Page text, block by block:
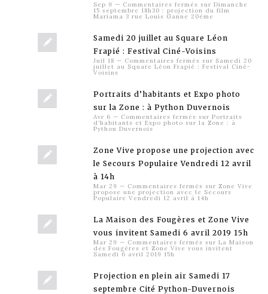
Sep 9 — Commentaires fermés sur Dimanche
15 septembre 18h30 : projection du film
Mariama 3 rue Louis Ganne 20éme
Samedi 20 juillet au Square Léon
Frapié : Festival Ciné-Voisins
Juil 18 — Commentaires fermés sur Samedi 20
juillet au Square Léon Frapié : Festival Ciné-
Voisins
Portraits d’habitants et Expo photo
sur la Zone : à Python Duvernois
Avr 6 — Commentaires fermés sur Portraits
d’habitants et Expo photo sur la Zone : à
Python Duvernois
Zone Vive propose une projection avec
le Secours Populaire Vendredi 12 avril
à 14h
Mar 29 — Commentaires fermés sur Zone Vive
propose une projection avec le Secours
Populaire Vendredi 12 avril à 14h
La Maison des Fougères et Zone Vive
vous invitent Samedi 6 avril 2019 15h
Mar 29 — Commentaires fermés sur La Maison
des Fougères et Zone Vive vous invitent
Samedi 6 avril 2019 15h
Projection en plein air Samedi 17
septembre Cité Python-Duvernois